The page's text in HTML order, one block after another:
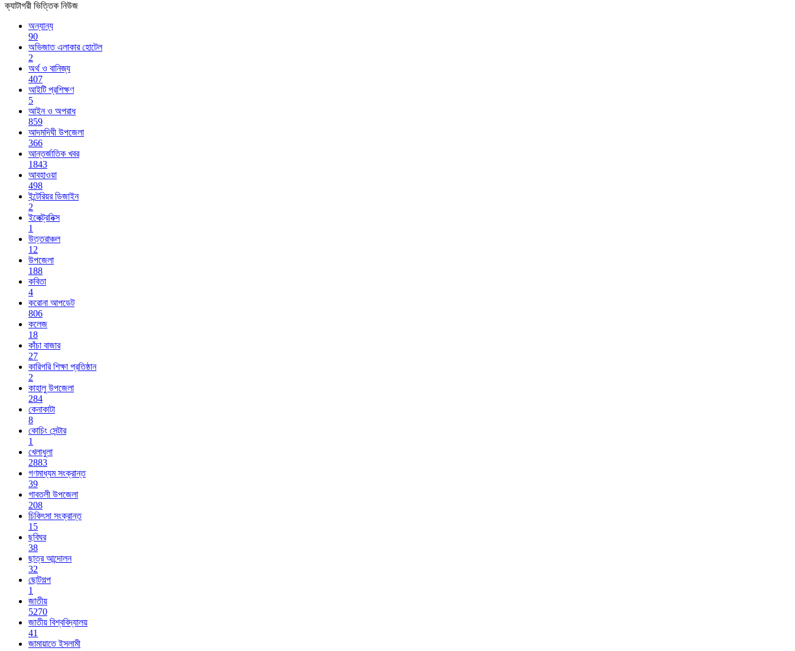
ক্যাটাগরী ভিত্তিক নিউজ
অন্যান্য
90
অভিজাত এলাকার হোটেল
2
অর্থ ও বানিজ্য
407
আইটি প্রশিক্ষণ
5
আইন ও অপরাধ
859
আদমদিঘী উপজেলা
366
আন্তর্জাতিক খবর
1843
আবহাওয়া
498
ইন্টেরিয়র ডিজাইন
2
ইলেক্ট্রনিক্স
1
উত্তরাঞ্চল
12
উপজেলা
188
কবিতা
4
করোনা আপডেট
806
কলেজ
18
কাঁচা বাজার
27
কারিগরি শিক্ষা প্রতিষ্ঠান
2
কাহালু উপজেলা
284
কেনাকাটা
8
কোচিং সেন্টার
1
খেলাধুলা
2883
গণমাধ্যম সংক্রান্ত
39
গাবতলী উপজেলা
208
চিকিৎসা সংক্রান্ত
15
ছবিঘর
38
ছাত্র আন্দোলন
32
ছোটগল্প
1
জাতীয়
5270
জাতীয় বিশ্ববিদ্যালয়
41
জামায়াতে ইসলামী